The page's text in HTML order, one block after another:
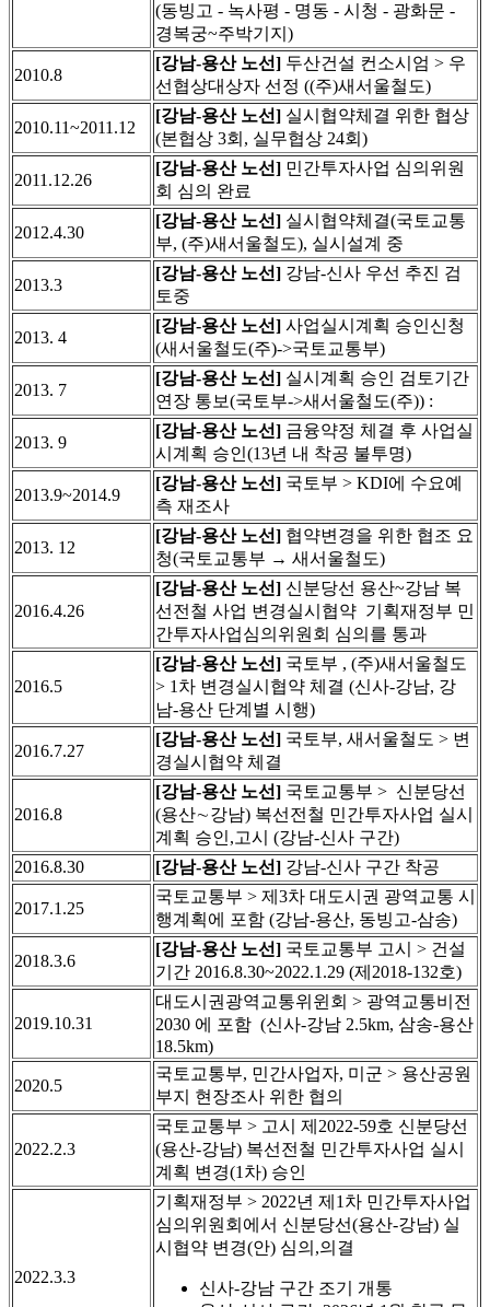
(동빙고 - 녹사평 - 명동 - 시청 - 광화문 -
경복궁~주박기지)
2010.8
[강남-용산 노선] 두산건설 컨소시엄 > 우
선협상대상자 선정 ((주)새서울철도)
2010.11~2011.12
[강남-용산 노선] 실시협약체결 위한 협상
(본협상 3회, 실무협상 24회)
2011.12.26
[강남-용산 노선] 민간투자사업 심의위원
회 심의 완료
2012.4.30
[강남-용산 노선] 실시협약체결(국토교통
부, (주)새서울철도), 실시설계 중
2013.3
[강남-용산 노선] 강남-신사 우선 추진 검
토중
2013. 4
[강남-용산 노선] 사업실시계획 승인신청
(새서울철도(주)->국토교통부)
2013. 7
[강남-용산 노선] 실시계획 승인 검토기간
연장 통보(국토부->새서울철도(주)) :
2013. 9
[강남-용산 노선] 금융약정 체결 후 사업실
시계획 승인(13년 내 착공 불투명)
2013.9~2014.9
[강남-용산 노선] 국토부 > KDI에 수요예
측 재조사
2013. 12
[강남-용산 노선] 협약변경을 위한 협조 요
청(국토교통부 → 새서울철도)
2016.4.26
[강남-용산 노선] 신분당선 용산~강남 복
선전철 사업 변경실시협약 기획재정부 민
간투자사업심의위원회 심의를 통과
2016.5
[강남-용산 노선] 국토부 , (주)새서울철도
> 1차 변경실시협약 체결 (신사-강남, 강
남-용산 단계별 시행)
2016.7.27
[강남-용산 노선] 국토부, 새서울철도 > 변
경실시협약 체결
2016.8
[강남-용산 노선] 국토교통부 > 신분당선
(용산∼강남) 복선전철 민간투자사업 실시
계획 승인,고시 (강남-신사 구간)
2016.8.30
[강남-용산 노선] 강남-신사 구간 착공
2017.1.25
국토교통부 > 제3차 대도시권 광역교통 시
행계획에 포함 (강남-용산, 동빙고-삼송)
2018.3.6
[강남-용산 노선] 국토교통부 고시 > 건설
기간 2016.8.30~2022.1.29 (제2018-132호)
2019.10.31
대도시권광역교통위윈회 > 광역교통비전
2030 에 포함 (신사-강남 2.5km, 삼송-용산
18.5km)
2020.5
국토교통부, 민간사업자, 미군 > 용산공원
부지 현장조사 위한 협의
2022.2.3
국토교통부 > 고시 제2022-59호 신분당선
(용산-강남) 복선전철 민간투자사업 실시
계획 변경(1차) 승인
2022.3.3
기획재정부 > 2022년 제1차 민간투자사업
심의위원회에서 신분당선(용산-강남) 실
시협약 변경(안) 심의,의결
신사-강남 구간 조기 개통